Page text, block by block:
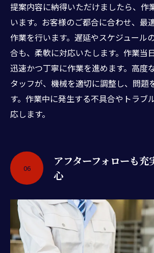
提案内容に納得いただけましたら、作
います。お客様のご都合に合わせ、最
作業を行います。遅延やスケジュール
合も、柔軟に対応いたします。作業当
迅速かつ丁寧に作業を進めます。高度
タッフが、機械を適切に調整し、問題
す。作業中に発生する不具合やトラブ
応します。
アフターフォローも充
心
06